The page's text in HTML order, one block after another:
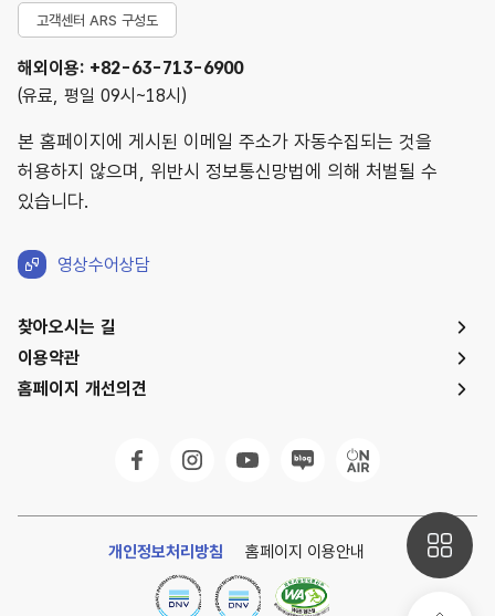
고객센터 ARS 구성도
해외이용: +82-63-713-6900
(유료, 평일 09시~18시)
본 홈페이지에 게시된 이메일 주소가 자동수집되는 것을
허용하지 않으며, 위반시 정보통신망법에 의해 처벌될 수
있습니다.
영상수어상담
찾아오시는 길
이용약관
홈페이지 개선의견
개인정보처리방침 홈페이지 이용안내